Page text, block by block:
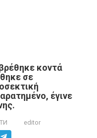
κοντά
σε
έγινε
editor